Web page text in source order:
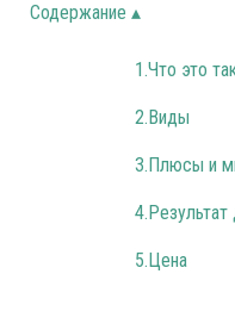
Содержание ▴
1.Что это
2.Виды
3.Плюсы и
5.Цена